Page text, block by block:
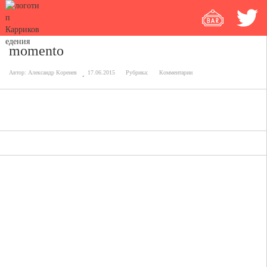
momento
Автор: Александр Коренев 17.06.2015 Рубрика: Комментарии